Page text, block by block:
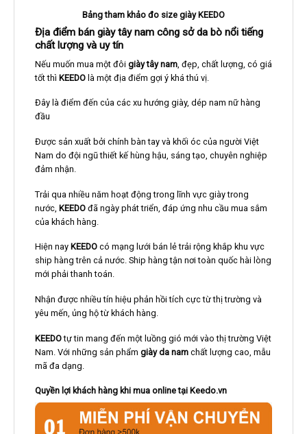
Bảng tham khảo đo size giày KEEDO
Địa điểm bán giày tây nam công sở da bò nổi tiếng
chất lượng và uy tín
Nếu muốn mua một đôi giày tây nam, đẹp, chất lượng, có giá
tốt thì KEEDOlà một địa điểm gợi ý khá thú vị.
Đây là điểm đến của các xu hướng giày, dép nam nữ hàng
đầu
Được sản xuất bởi chính bàn tay và khối óc của người Việt
Nam do đội ngũ thiết kế hùng hậu, sáng tạo, chuyên nghiệp
đảm nhận.
Trải qua nhiều năm hoạt động trong lĩnh vực giày trong
nước, KEEDOđã ngày phát triển, đáp ứng nhu cầu mua sắm
của khách hàng.
Hiện nay KEEDOcó mạng lưới bán lẻ trải rộng khắp khu vực
ship hàng trên cả nước. Ship hàng tận nơi toàn quốc hài lòng
mới phải thanh toán.
Nhận được nhiều tín hiệu phản hồi tích cực từ thị trường và
yêu mến, ủng hộ từ khách hàng.
KEEDOtự tin mang đến một luồng gió mới vào thị trường Việt
Nam. Với những sản phẩm giày da namchất lượng cao, mẫu
mã đa dạng.
Quyền lợi khách hàng khi mua online tại Keedo.vn